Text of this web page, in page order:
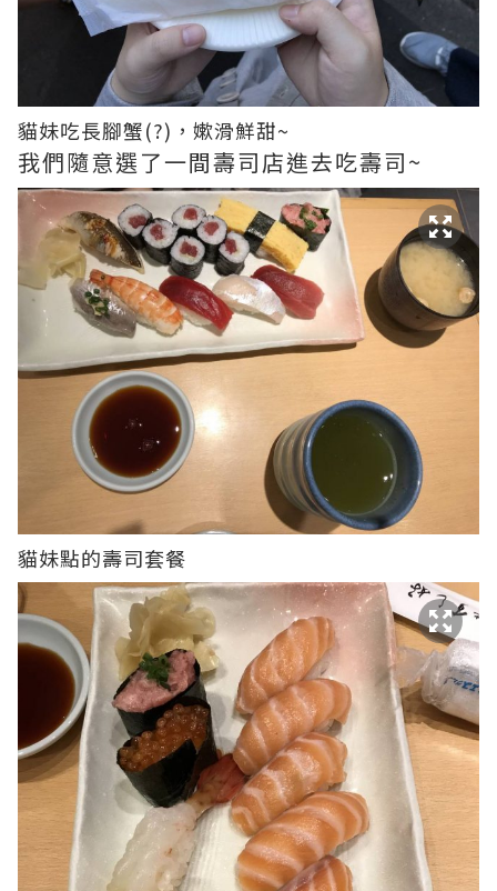
貓妹吃長腳蟹(?)，嫰滑鮮甜~
我們隨意選了一間壽司店進去吃壽司~
貓妹點的壽司套餐